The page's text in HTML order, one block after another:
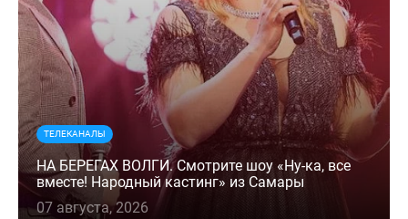
ТЕЛЕКАНАЛЫ
НА БЕРЕГАХ ВОЛГИ. Смотрите шоу «Ну-ка, все
вместе! Народный кастинг» из Самары
07 августа, 2026